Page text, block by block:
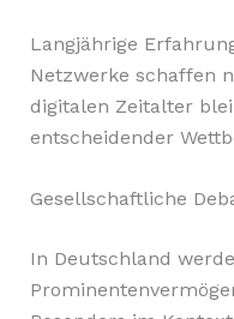
Langjährige
Netzwerke schaffen
digitalen Zeitalter
entscheidender
Gesellschaftliche
In Deutschland